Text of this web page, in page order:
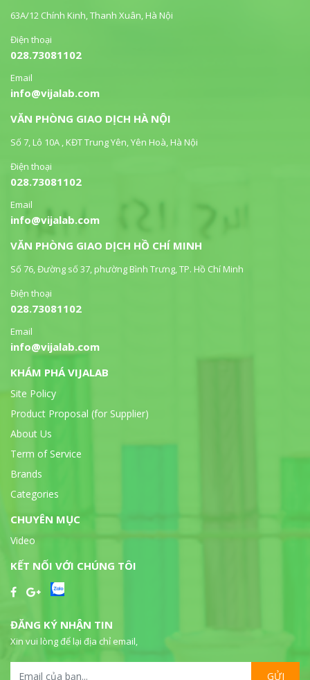
63A/12 Chính Kinh, Thanh Xuân, Hà Nội
Điện thoại
028.73081102
Email
info@vijalab.com
VĂN PHÒNG GIAO DỊCH HÀ NỘI
Số 7, Lô 10A , KĐT Trung Yên, Yên Hoà, Hà Nội
Điện thoại
028.73081102
Email
info@vijalab.com
VĂN PHÒNG GIAO DỊCH HỒ CHÍ MINH
Số 76, Đường số 37, phường Bình Trưng, TP. Hồ Chí Minh
Điện thoại
028.73081102
Email
info@vijalab.com
KHÁM PHÁ VIJALAB
Site Policy
Product Proposal (for Supplier)
About Us
Term of Service
Brands
Categories
CHUYÊN MỤC
Video
KẾT NỐI VỚI CHÚNG TÔI
ĐĂNG KÝ NHẬN TIN
Xin vui lòng để lại địa chỉ email,
GỬI